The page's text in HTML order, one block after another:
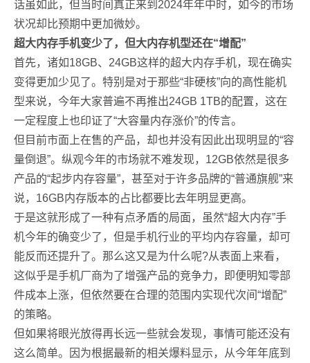
话虽如此，但当时间真正来到2024年年中时，如今的市场
状况却比预期中更加微妙。
超大内存手机变少了，但大内存机型还在“增配”
首先，诸如18GB、24GB这样的超大内存手机，现在确实
变得更加少见了。特别是对于那些“非硬核”向的高性能机
型来说，今年大家普遍不再推出24GB 1TB的配置，这在
一定程度上也印证了“大容量内存涨价”的传言。
但目前市面上在售的产品，却也并没有因此出现明显的“容
量倒退”。纵观今年的市场就不难发现，12GB依然是很多
产品的“起步内存容量”，甚至对于许多品牌的“普通旗舰”来
说，16GB内存版本的占比都要比去年明显更高。
于是这就形成了一种有点矛盾的局面，虽然“超大内存”手
机今年的确变少了，但是手机行业的平均内存容量，却可
能反而还提升了。那么这又是为什么呢?从表面上来看，
这似乎是手机厂商为了增强产品的竞争力，即便明知零部
件成本上涨，但依然要在合理的范围内实现代次间“增配”
的策略。
但如果将眼光放得再长远一些就会发现，事情可能还没有
这么简单。因为根据最新的相关爆料显示，从今年年底到